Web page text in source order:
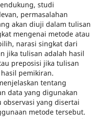
studi
permasalahan
akan diuji dalam tulisan
mengenai metode atau
narasi singkat dari
jika tulisan adalah hasil
preposisi jika tulisan
pemikiran.
tentang
data yang digunakan
observasi yang disertai
metode tersebut.